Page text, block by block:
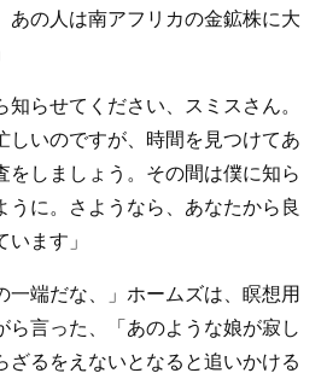
あの人は南アフリカの金鉱株に大
知らせてください、スミスさん。
しいのですが、時間を見つけてあ
をしましょう。その間は僕に知ら
うに。さようなら、あなたから良
ます」
一端だな、」ホームズは、瞑想用
ら言った、「あのような娘が寂し
ざるをえないとなると追いかける